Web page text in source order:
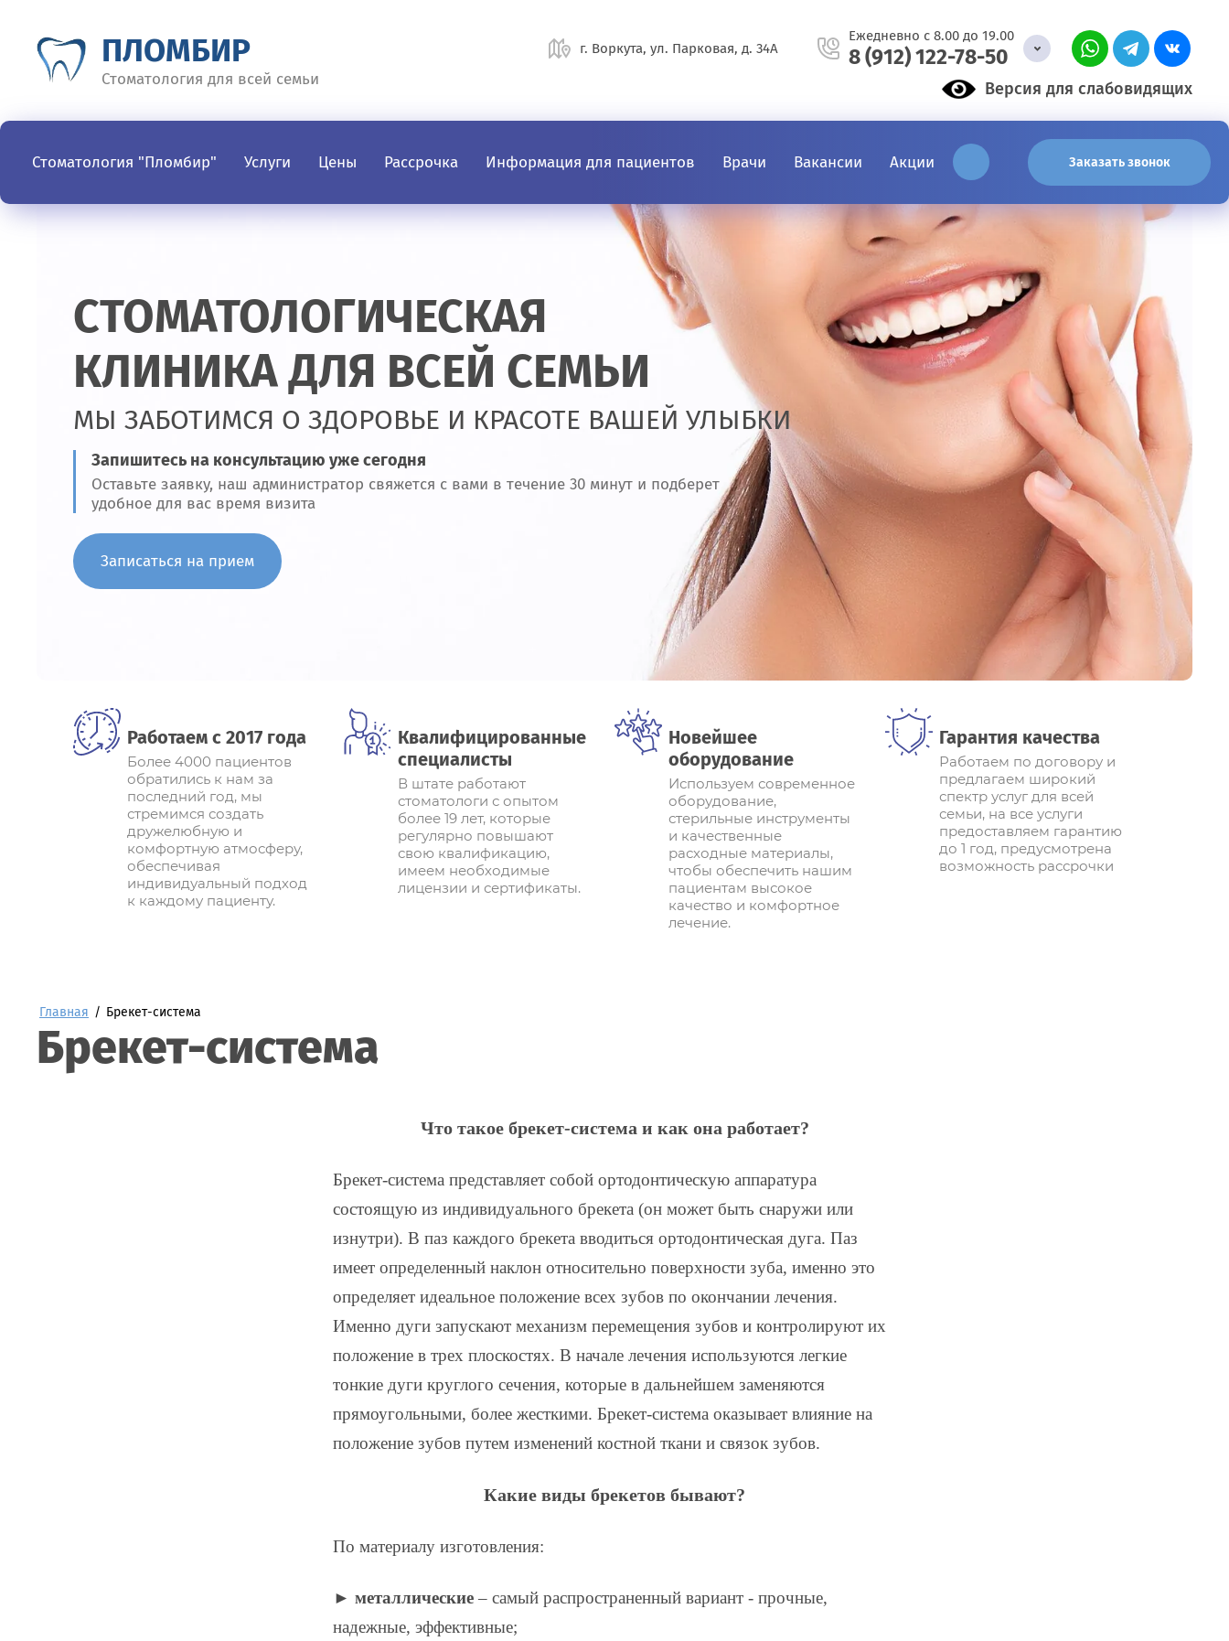
ПЛОМБИР
Стоматология для всей семьи
г. Воркута, ул. Парковая, д. 34А
Ежедневно с 8.00 до 19.00
8 (912) 122-78-50
Версия для слабовидящих
Стоматология "Пломбир" Услуги Цены Рассрочка Информация для пациентов Врачи Вакансии Акции Заказать звонок
СТОМАТОЛОГИЧЕСКАЯ
КЛИНИКА ДЛЯ ВСЕЙ СЕМЬИ
МЫ ЗАБОТИМСЯ О ЗДОРОВЬЕ И КРАСОТЕ ВАШЕЙ УЛЫБКИ
Запишитесь на консультацию уже сегодня
Оставьте заявку, наш администратор свяжется с вами в течение 30 минут и подберет
удобное для вас время визита
Записаться на прием
Работаем с 2017 года
Более 4000 пациентов
обратились к нам за
последний год, мы
стремимся создать
дружелюбную и
комфортную атмосферу,
обеспечивая
индивидуальный подход
к каждому пациенту.
Квалифицированные
специалисты
В штате работают
стоматологи с опытом
более 19 лет, которые
регулярно повышают
свою квалификацию,
имеем необходимые
лицензии и сертификаты.
Новейшее
оборудование
Используем современное
оборудование,
стерильные инструменты
и качественные
расходные материалы,
чтобы обеспечить нашим
пациентам высокое
качество и комфортное
лечение.
Гарантия качества
Работаем по договору и
предлагаем широкий
спектр услуг для всей
семьи, на все услуги
предоставляем гарантию
до 1 год, предусмотрена
возможность рассрочки
Главная / Брекет-система
Брекет-система
Что такое брекет-система и как она работает?
Брекет-система представляет собой ортодонтическую аппаратура
состоящую из индивидуального брекета (он может быть снаружи или
изнутри). В паз каждого брекета вводиться ортодонтическая дуга. Паз
имеет определенный наклон относительно поверхности зуба, именно это
определяет идеальное положение всех зубов по окончании лечения.
Именно дуги запускают механизм перемещения зубов и контролируют их
положение в трех плоскостях. В начале лечения используются легкие
тонкие дуги круглого сечения, которые в дальнейшем заменяются
прямоугольными, более жесткими. Брекет-система оказывает влияние на
положение зубов путем изменений костной ткани и связок зубов.
Какие виды брекетов бывают?
По материалу изготовления:
► металлические – самый распространенный вариант - прочные,
надежные, эффективные;